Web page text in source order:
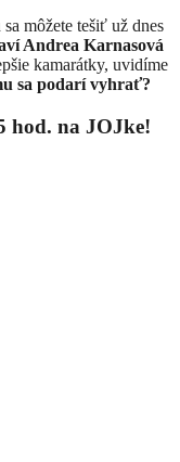
môžete tešiť už dnes
Andrea Karnasová
kamarátky, uvidíme
sa podarí vyhrať?
hod. na JOJke!